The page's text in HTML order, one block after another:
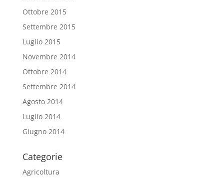
Ottobre 2015
Settembre 2015
Luglio 2015
Novembre 2014
Ottobre 2014
Settembre 2014
Agosto 2014
Luglio 2014
Giugno 2014
Categorie
Agricoltura